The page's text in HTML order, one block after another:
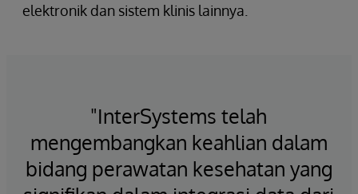
elektronik dan sistem klinis lainnya.
"InterSystems telah
mengembangkan keahlian dalam
bidang perawatan kesehatan yang